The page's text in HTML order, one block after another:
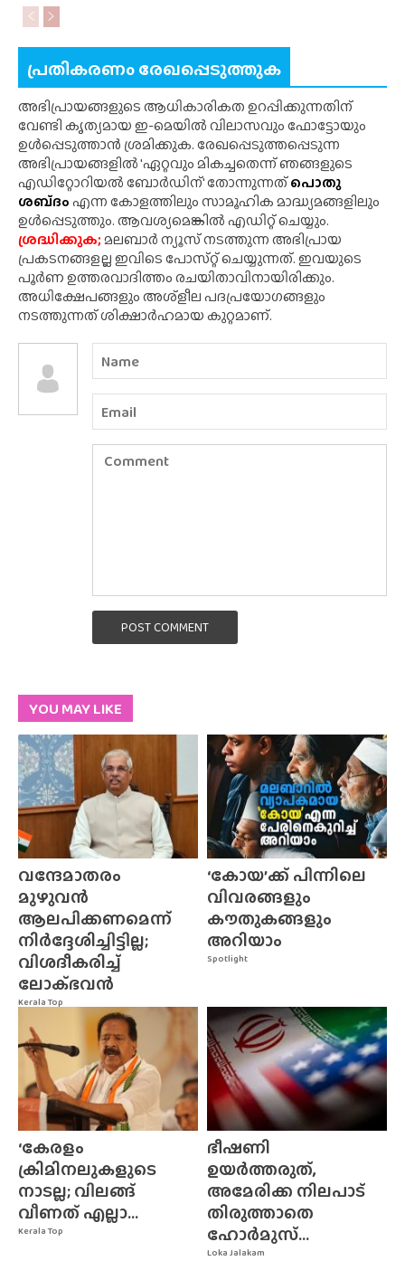
പ്രതികരണം രേഖപ്പെടുത്തുക
അഭിപ്രായങ്ങളുടെ ആധികാരികത ഉറപ്പിക്കുന്നതിന്
വേണ്ടി കൃത്യമായ ഇ-മെയിൽ വിലാസവും ഫോട്ടോയും
ഉൾപ്പെടുത്താൻ ശ്രമിക്കുക. രേഖപ്പെടുത്തപ്പെടുന്ന
അഭിപ്രായങ്ങളിൽ 'ഏറ്റവും മികച്ചതെന്ന് ഞങ്ങളുടെ
എഡിറ്റോറിയൽ ബോർഡിന്' തോന്നുന്നത്പൊതു
ശബ്‌ദംഎന്ന കോളത്തിലും സാമൂഹിക മാദ്ധ്യമങ്ങളിലും
ഉൾപ്പെടുത്തും. ആവശ്യമെങ്കിൽ എഡിറ്റ് ചെയ്യും.
ശ്രദ്ധിക്കുക;മലബാർ ന്യൂസ് നടത്തുന്ന അഭിപ്രായ
പ്രകടനങ്ങളല്ല ഇവിടെ പോസ്‌റ്റ് ചെയ്യുന്നത്. ഇവയുടെ
പൂർണ ഉത്തരവാദിത്തം രചയിതാവിനായിരിക്കും.
അധിക്ഷേപങ്ങളും അശ്‌ളീല പദപ്രയോഗങ്ങളും
നടത്തുന്നത് ശിക്ഷാർഹമായ കുറ്റമാണ്.
POST COMMENT
YOU MAY LIKE
Kerala Top
വന്ദേമാതരം
മുഴുവൻ
ആലപിക്കണമെന്ന്
നിർദ്ദേശിച്ചിട്ടില്ല;
വിശദീകരിച്ച്
ലോക്‌ഭവൻ
Spotlight
‘കോയ’ക്ക് പിന്നിലെ
വിവരങ്ങളും
കൗതുകങ്ങളും
അറിയാം
Kerala Top
‘കേരളം
ക്രിമിനലുകളുടെ
നാടല്ല; വിലങ്ങ്
വീണത് എല്ലാ...
Loka Jalakam
ഭീഷണി
ഉയർത്തരുത്,
അമേരിക്ക നിലപാട്
തിരുത്താതെ
ഹോർമുസ്...